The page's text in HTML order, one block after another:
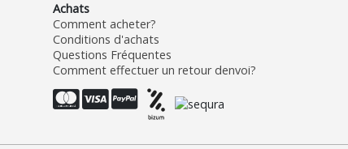
Achats
Comment acheter?
Conditions d'achats
Questions Fréquentes
Comment effectuer un retour denvoi?